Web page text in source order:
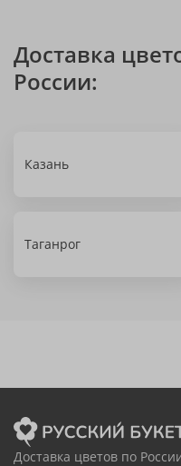
Доставка
России:
Казань
Таганрог
Доставка цветов по